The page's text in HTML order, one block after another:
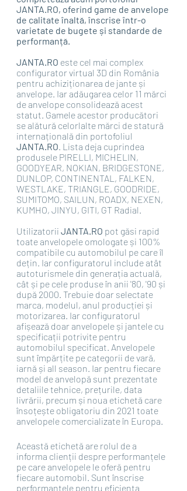
JANTA.RO, oferind game de anvelope
de calitate înaltă, înscrise într-o
varietate de bugete și standarde de
performanță.
JANTA.RO este cel mai complex
configurator virtual 3D din România
pentru achiziționarea de jante și
anvelope. Iar adăugarea celor 11 mărci
de anvelope consolidează acest
statut. Gamele acestor producători
se alătură celorlalte mărci de statură
internațională din portofoliul
JANTA.RO. Lista deja cuprindea
produsele PIRELLI, MICHELIN,
GOODYEAR, NOKIAN, BRIDGESTONE,
DUNLOP, CONTINENTAL, FALKEN,
WESTLAKE, TRIANGLE, GOODRIDE,
SUMITOMO, SAILUN, ROADX, NEXEN,
KUMHO, JINYU, GITI, GT Radial.
Utilizatorii JANTA.RO pot găsi rapid
toate anvelopele omologate și 100%
compatibile cu automobilul pe care îl
dețin. Iar configuratorul include atât
autoturismele din generația actuală,
cât și pe cele produse în anii '80, '90 și
după 2000. Trebuie doar selectate
marca, modelul, anul producției și
motorizarea. Iar configuratorul
afișează doar anvelopele și jantele cu
specificații potrivite pentru
automobilul specificat. Anvelopele
sunt împărțite pe categorii de vară,
iarnă și all season. Iar pentru fiecare
model de anvelopă sunt prezentate
detaliile tehnice, prețurile, data
livrării, precum și noua etichetă care
însoțește obligatoriu din 2021 toate
anvelopele comercializate în Europa.
Această etichetă are rolul de a
informa clienții despre performanțele
pe care anvelopele le oferă pentru
fiecare automobil. Sunt înscrise
performanțele pentru eficiența